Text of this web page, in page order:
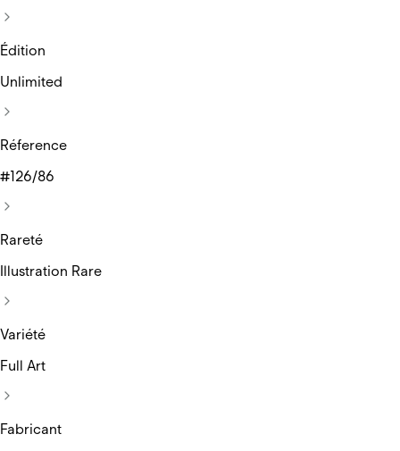
Édition
Unlimited
Réference
#126/86
Rareté
Illustration Rare
Variété
Full Art
Fabricant